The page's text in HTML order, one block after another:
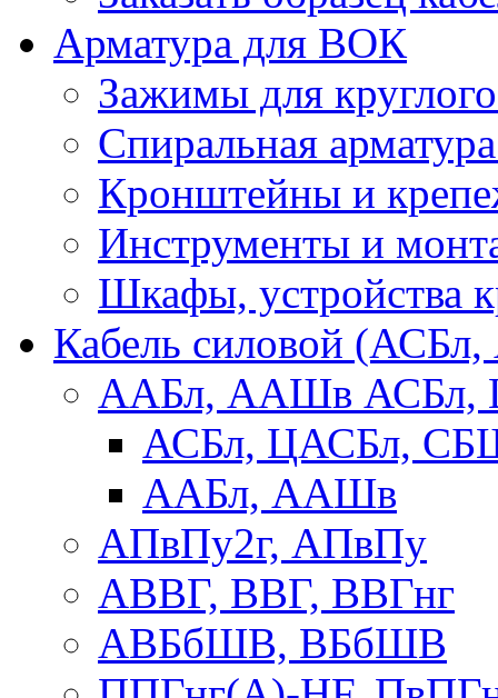
Арматура для ВОК
Зажимы для
Спиральная
Кронштейны и
Инструменты и
Шкафы, устройства
Кабель силовой
ААБл, ААШв АСБл,
АСБл, ЦАСБл,
ААБл, ААШв
АПвПу2г, АПвПу
АВВГ, ВВГ, ВВГнг
АВБбШВ, ВБбШВ